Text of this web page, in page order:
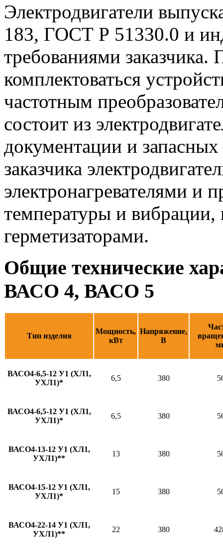
Электродвигатели
183, ГОСТ Р 51330.0 и
требованиями заказчика.
комплектоваться
частотным
состоит из
документации и
заказчика
электронагревателями и
температуры и
герметизаторами.
Общие технические
ВАСО 4, ВАСО 5
Тип изделия
Мощность,
кВт
Напряжение,
В
ВАСО4-6,5-12 У1 (ХЛ1,
УХЛ1)*
6,5 380
ВАСО4-6,5-12 У1 (ХЛ1,
УХЛ1)*
6,5 380
ВАСО4-13-12 У1 (ХЛ1,
УХЛ1)**
13 380
ВАСО4-15-12 У1 (ХЛ1,
УХЛ1)*
15 380
ВАСО4-22-14 У1 (ХЛ1,
УХЛ1)**
22 380